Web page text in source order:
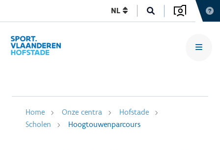
NL
Home Onze centra
Hofstade
Scholen
Hoogtouwenparcours